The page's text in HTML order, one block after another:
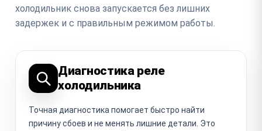
холодильник снова запускается без лишних
задержек и с правильным режимом работы.
Диагностика реле
холодильника
Точная диагностика помогает быстро найти
причину сбоев и не менять лишние детали. Это